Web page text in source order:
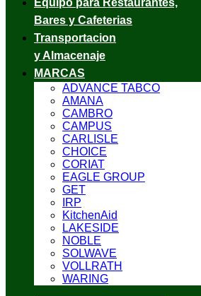
Equipo para Restaurantes,
Bares y Cafeterias
Transportacion
y Almacenaje
MARCAS
ADVANCE TABCO
AMANA
CAMBRO
CAMPUS
CARLISLE
CHOICE
CORIAT
EAGLE GROUP
GET
IRP
KitchenAid
LAKESIDE
NOBLE
SOLWAVE
VOLLRATH
WARING